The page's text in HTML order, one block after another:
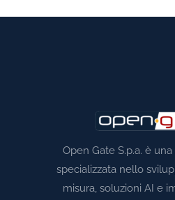
Open Gate S.p.a. è
specializzata nello
misura, soluzioni AI e